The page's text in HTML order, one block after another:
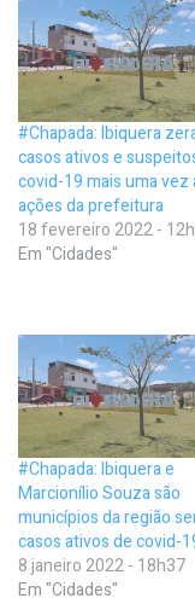
#Chapada: Ibiquera
casos ativos e
covid-19 mais uma vez
ações da prefeitura
18 fevereiro 2022 -
Em "Cidades"
#Chapada: Ibiquera e
Marcionílio Souza são
municípios da região
casos ativos de covid-
8 janeiro 2022 - 18h37
Em "Cidades"